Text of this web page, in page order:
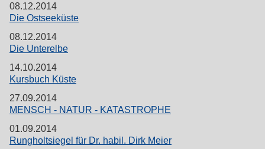
08.12.2014
Die Ostseeküste
08.12.2014
Die Unterelbe
14.10.2014
Kursbuch Küste
27.09.2014
MENSCH - NATUR - KATASTROPHE
01.09.2014
Rungholtsiegel für Dr. habil. Dirk Meier